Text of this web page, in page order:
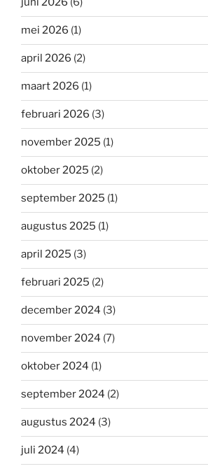
mei 2026 (1)
april 2026 (2)
maart 2026 (1)
februari 2026 (3)
november 2025 (1)
oktober 2025 (2)
september 2025 (1)
augustus 2025 (1)
april 2025 (3)
februari 2025 (2)
december 2024 (3)
november 2024 (7)
oktober 2024 (1)
september 2024 (2)
augustus 2024 (3)
juli 2024 (4)